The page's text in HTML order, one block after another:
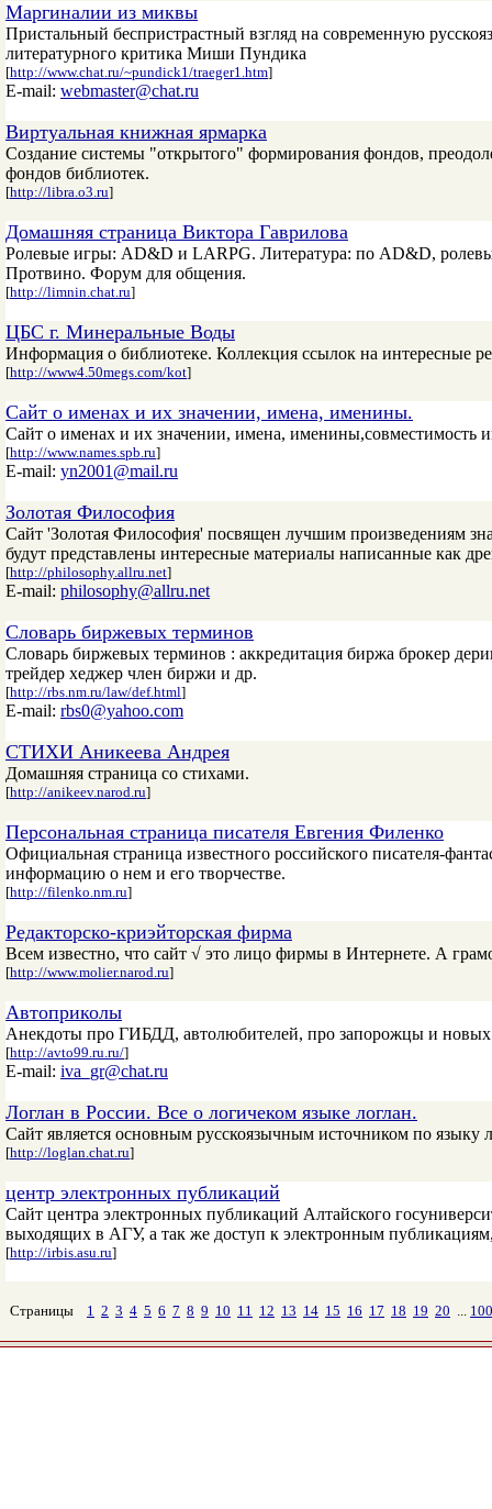
Маргиналии из миквы
Пристальный беспристрастный взгляд на современную
литературного критика Миши Пундика
[http://www.chat.ru/~pundick1/traeger1.htm]
E-mail: webmaster@chat.ru
Виртуальная книжная ярмарка
Создание системы "открытого" формирования фондов,
фондов библиотек.
[http://libra.o3.ru]
Домашняя страница Виктора Гаврилова
Ролевые игры: AD&D и LARPG. Литература: по AD&D,
Протвино. Форум для общения.
[http://limnin.chat.ru]
ЦБС г. Минеральные Воды
Информация о библиотеке. Коллекция ссылок на интересные
[http://www4.50megs.com/kot]
Сайт о именах и их значении, имена, именины.
Сайт о именах и их значении, имена, именины,совместимость
[http://www.names.spb.ru]
E-mail: yn2001@mail.ru
Золотая Философия
Сайт 'Золотая Философия' посвящен лучшим произведениям
будут представлены интересные материалы написанные как
[http://philosophy.allru.net]
E-mail: philosophy@allru.net
Словарь биржевых терминов
Словарь биржевых терминов : аккредитация биржа брокер
трейдер хеджер член биржи и др.
[http://rbs.nm.ru/law/def.html]
E-mail: rbs0@yahoo.com
СТИХИ Аникеева Андрея
Домашняя страница со стихами.
[http://anikeev.narod.ru]
Персональная страница писателя Евгения Филенко
Официальная страница известного российского писателя-
информацию о нем и его творчестве.
[http://filenko.nm.ru]
Редакторско-криэйторская фирма
Всем известно, что сайт √ это лицо фирмы в Интернете. А
[http://www.molier.narod.ru]
Автоприколы
Анекдоты про ГИБДД, автолюбителей, про запорожцы и новых
[http://avto99.ru.ru/]
E-mail: iva_gr@chat.ru
Логлан в России. Все о логичеком языке логлан.
Сайт является основным русскоязычным источником по
[http://loglan.chat.ru]
центр электронных публикаций
Cайт центра электронных публикаций Алтайского
выходящих в АГУ, а так же доступ к электронным
[http://irbis.asu.ru]
Страницы 1 2 3 4 5 6 7 8 9 10 11 12 13 14 15 16 17 18 19 20 ... 100